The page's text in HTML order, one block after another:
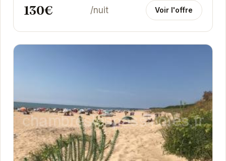
130€ /nuit Voir l'offre